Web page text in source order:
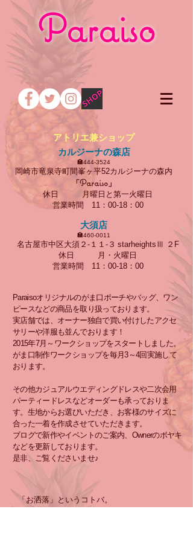
Paraiso
アトリエ兼ショップ
カルジーナの森店
🏣444-3524
岡崎市竜泉寺町間峯ヶ平52カルジーナの森内
「Paraiso 」
休日 月曜日と第一火曜日
営業時間 11：00-18：00
大須店
🏣460-0011
名古屋市中区大須２‐１１‐３ starheightsⅢ ２F
休日
月・火曜日
営業時間 11：00-18：00
Paraisoオリジナルのがま口ポーチやバッグ、ワン
ピースなどの商品を取り扱っております。
実店舗では、オーナー独自で買い付けしたアクセ
サリーや洋服も並んでおります！
2015年7月～ワークショップをスタートしました。
がま口制作ワークショップを毎月3～4回実施して
おります。
その他カジュアルウエディングドレスや二次会用
パーティードレスなどオーダーも承っておりま
す。生地からお選びいただき、お客様のサイズに
合った一着を作成させていただきます。
ブログで新作やイベントのご案内、Ownerのボヤキ
などを更新しております。
是非、ご覧くださいませ♪
「お洒落」というコトバ。